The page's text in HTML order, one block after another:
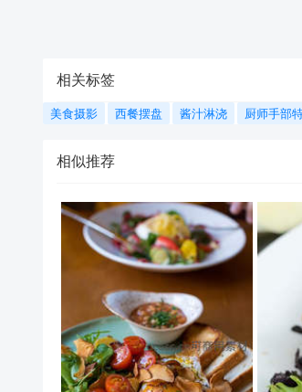
相关标签
美食摄影 西餐摆盘 酱汁淋浇 厨师手部
相似推荐